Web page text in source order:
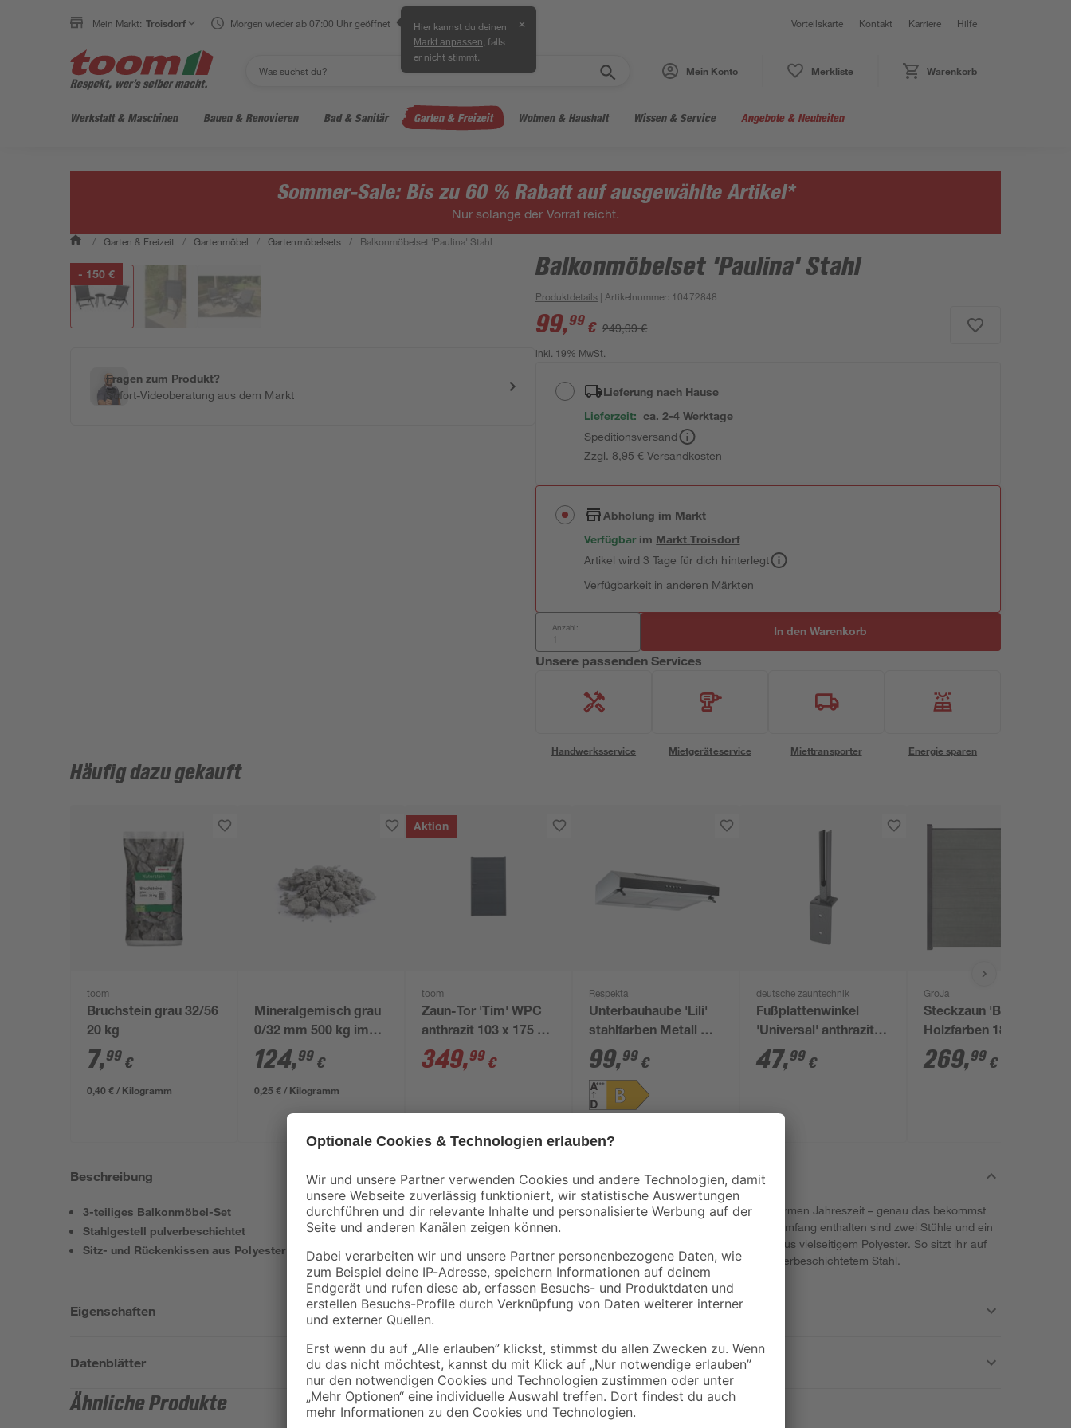
Mein Markt: Troisdorf Morgen wieder ab 07:00 Uhr geöffnet Hier kannst du deinen
Markt anpassen , falls
er nicht stimmt.
✕ Vorteilskarte Kontakt Karriere Hilfe
Mein Konto Merkliste Warenkorb
Werkstatt & Maschinen Bauen & Renovieren Bad & Sanitär Garten & Freizeit Wohnen & Haushalt Wissen & Service Angebote & Neuheiten
Sommer-Sale: Bis zu 60 % Rabatt auf ausgewählte Artikel*
Nur solange der Vorrat reicht.
/ Garten & Freizeit / Gartenmöbel / Gartenmöbelsets / Balkonmöbelset 'Paulina' Stahl
- 150 €
Fragen zum Produkt?
Sofort-Videoberatung aus dem Markt
Balkonmöbelset 'Paulina' Stahl
Produktdetails | Artikelnummer: 10472848
99,99 € 249,99 €
inkl. 19% MwSt.
Lieferung nach Hause
Lieferzeit: ca. 2-4 Werktage
Speditionsversand
Zzgl. 8,95 € Versandkosten
Abholung im Markt
Verfügbar im MarktTroisdorf
Artikel wird 3 Tage für dich hinterlegt
Verfügbarkeit in anderen Märkten
Anzahl: In den Warenkorb
Unsere passenden Services
Handwerksservice Mietgeräteservice Miettransporter Energie sparen
Häufig dazu gekauft
toom
Bruchstein grau 32/56
20 kg
7,99 €
0,40 € / Kilogramm
Mineralgemisch grau
0/32 mm 500 kg im
Big Bag
124,99 €
0,25 € / Kilogramm
Aktion
toom
Zaun-Tor 'Tim' WPC
anthrazit 103 x 175 x
16 cm
349,99 €
Respekta
Unterbauhaube 'Lili'
stahlfarben Metall mit
Glasschirm 60 cm
99,99 €
deutsche zauntechnik
Fußplattenwinkel
'Universal' anthrazit
für Zaunpfosten Typ
U/PM/A/X 60 x 40
47,99 €
GroJa
Steckzaun 'BasicLine'
Holzfarben 180 x 180
cm
269,99 €
Beschreibung
3-teiliges Balkonmöbel-Set
Stahlgestell pulverbeschichtet
Sitz- und Rückenkissen aus Polyester
Gut gelaunte Runden auf deinem Balkon zur warmen Jahreszeit – genau das bekommst
du mit dem Balkonmöbelset 'Paulina'. Im Lieferumfang enthalten sind zwei Stühle und ein
Tisch. Im Lieferumfang inbegriffen sind Polster aus vielseitigem Polyester. So sitzt ihr auf
jeden Fall bequem. Das Gestell besteht aus pulverbeschichtetem Stahl.
Eigenschaften
Datenblätter
Ähnliche Produkte